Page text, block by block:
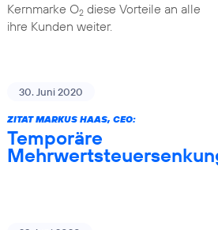
Kernmarke O2diese Vorteile an alle
ihre Kunden weiter.
30. Juni 2020
ZITAT MARKUS HAAS, CEO:
Temporäre